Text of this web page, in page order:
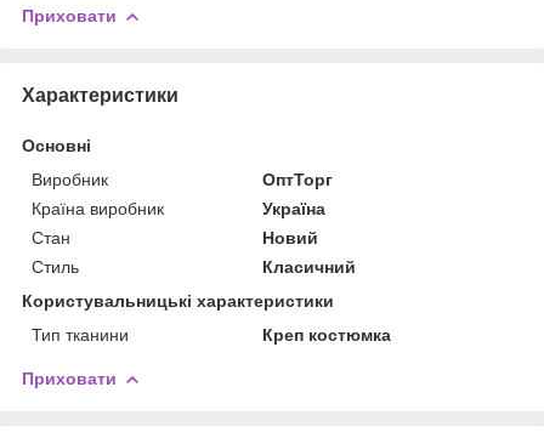
Приховати
Характеристики
Основні
Виробник
ОптТорг
Країна виробник
Україна
Стан
Новий
Стиль
Класичний
Користувальницькі характеристики
Тип тканини
Креп костюмка
Приховати